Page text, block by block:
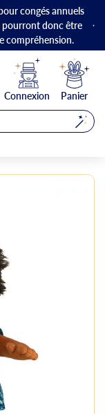
congés annuels
pourront donc être
compréhension.
Connexion Panier